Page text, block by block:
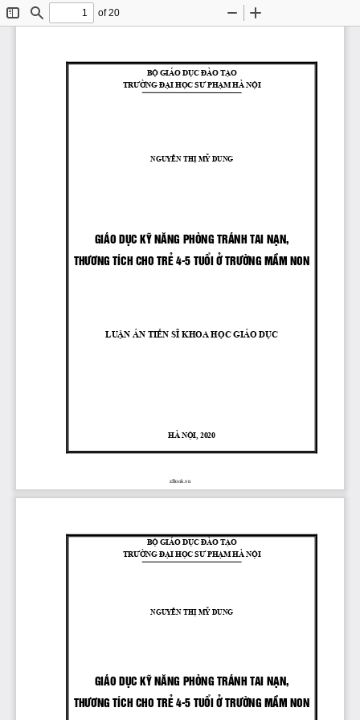
ToggleFind
of 20
Zoom
BỘ GIÁO DỤC ĐÀO TẠO
TRƯỜNG ĐẠI HỌC SƯ PHẠM HÀ NỘI
NGUYỄN THỊ MỸ DUNG
GI ̧O DôC Kü N¡NG PHßNG TR ̧NH TAI N¹N,
TH¦¥NG TÝCH CHO TRÎ 4-5 TUæI ë TR¦êNG MÇM NON
LUẬN ÁN TIẾN SĨ KHOA HỌC GIÁO DỤC
HÀ NỘI, 2020
zBook.vn
BỘ GIÁO DỤC ĐÀO TẠO
TRƯỜNG ĐẠI HỌC SƯ PHẠM HÀ NỘI
NGUYỄN THỊ MỸ DUNG
GI ̧O DôC Kü N¡NG PHßNG TR ̧NH TAI N¹N,
TH¦¥NG TÝCH CHO TRÎ 4-5 TUæI ë TR¦êNG MÇM NON